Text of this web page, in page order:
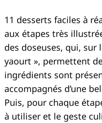
11 desserts faciles à
aux étapes très
des doseuses, qui, sur
yaourt », permettent
ingrédients sont
accompagnés d’une
Puis, pour chaque
à utiliser et le geste